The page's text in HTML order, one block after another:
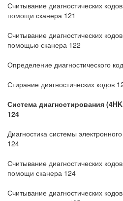
Считывание диагностических
помощи сканера 121
Считывание диагностических
помощью сканера 122
Определение диагностического
Стирание диагностических кодов
Система диагностирования
124
Диагностика системы
124
Считывание диагностических
помощи сканера 124
Считывание диагностических